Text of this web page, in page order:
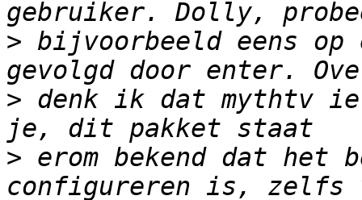
> bijvoorbeeld eens
> denk ik dat mythtv
> erom bekend dat